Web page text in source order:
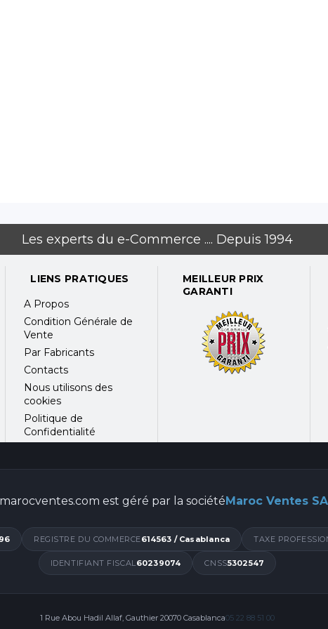
Les experts du e-Commerce .... Depuis 1994
LIENS PRATIQUES
A Propos
Condition Générale de
Vente
Par Fabricants
Contacts
Nous utilisons des
cookies
Politique de
Confidentialité
MEILLEUR PRIX
GARANTI
marocventes.com est géré par la sociétéMaroc Ventes
REGISTRE DU COMMERCE614563 / Casablanca TAXE
IDENTIFIANT FISCAL60239074 CNSS5302547
1 Rue Abou Hadil Allaf, Gauthier 20070 Casablanca05 22 88 51 00